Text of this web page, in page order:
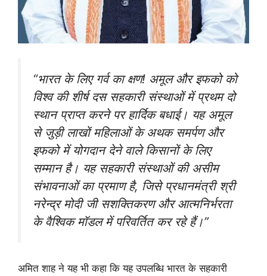
“भारत के लिए गर्व का क्षण! अमूल और इफको को
विश्व की शीर्ष दस सहकारी संस्थाओं में प्रथम दो
स्थान प्राप्त करने पर हार्दिक बधाई। यह अमूल
से जुड़ी लाखों महिलाओं के अथक समर्पण और
इफको में योगदान देने वाले किसानों के लिए
सम्मान है। यह सहकारी संस्थाओं की असीम
संभावनाओं का प्रमाण है, जिसे प्रधानमंत्री श्री
नरेन्द्र मोदी जी सशक्तिकरण और आत्मनिर्भरता
के वैश्विक मॉडल में परिवर्तित कर रहे हैं।”
अमित शाह ने यह भी कहा कि यह उपलब्धि भारत के सहकारी